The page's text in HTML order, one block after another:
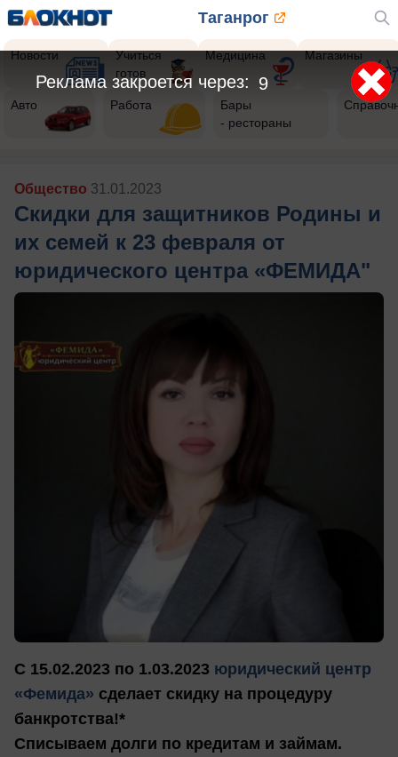
Таганрог
Новости
Учиться
готов
Медицина Магазины
Авто Работа
Бары
- рестораны
Общество 31.01.2023
Скидки для защитников Родины и
их семей к 23 февраля от
юридического центра «ФЕМИДА"
С 15.02.2023 по 1.03.2023 юридический центр
«Фемида» сделает скидку на процедуру
банкротства!*
Списываем долги по кредитам и займам.
6
Реклама закроется через: